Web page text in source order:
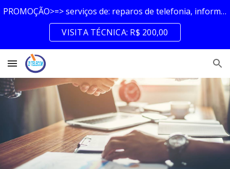
Skip to main content
PROMOÇÃO>=> serviços de: reparos de telefonia, informática, interfonia e cftv
VISITA TÉCNICA: R$ 200,00